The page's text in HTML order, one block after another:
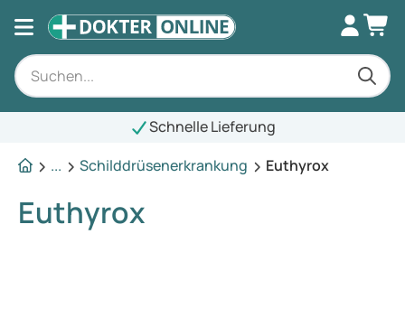
Schnelle Lieferung
...
Schilddrüsenerkrankung Euthyrox
Euthyrox